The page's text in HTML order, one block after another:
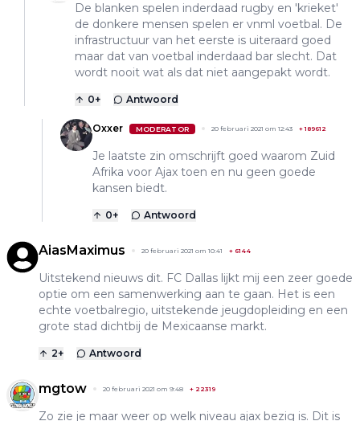
De blanken spelen inderdaad rugby en 'krieket'
de donkere mensen spelen er vnml voetbal. De
infrastructuur van het eerste is uiteraard goed
maar dat van voetbal inderdaad bar slecht. Dat
wordt nooit wat als dat niet aangepakt wordt.
0+ Antwoord
Oxxer MODERATOR 20 februari 2021 om 12:43 +189612
Je laatste zin omschrijft goed waarom Zuid
Afrika voor Ajax toen en nu geen goede
kansen biedt.
0+ Antwoord
AiasMaximus 20 februari 2021 om 10:41 + 6144
Uitstekend nieuws dit. FC Dallas lijkt mij een zeer goede
optie om een samenwerking aan te gaan. Het is een
echte voetbalregio, uitstekende jeugdopleiding en een
grote stad dichtbij de Mexicaanse markt.
2+ Antwoord
mgtow 20 februari 2021 om 9:48 + 22319
Zo zie je maar weer op welk niveau ajax bezig is. Dit is